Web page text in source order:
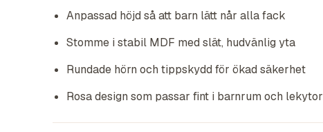
Anpassad höjd så att barn lätt når alla fack
Stomme i stabil MDF med slät, hudvänlig yta
Rundade hörn och tippskydd för ökad säkerhet
Rosa design som passar fint i barnrum och lekytor